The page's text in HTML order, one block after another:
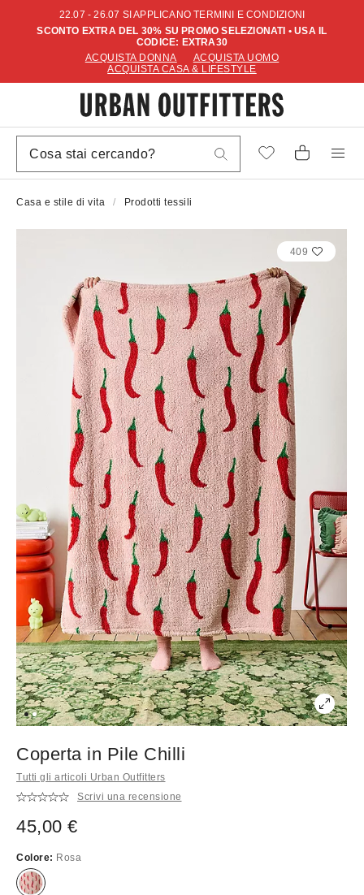
22.07 - 26.07 SI APPLICANO TERMINI E CONDIZIONI
SCONTO EXTRA DEL 30% SU PROMO SELEZIONATI • USA IL
CODICE: EXTRA30
ACQUISTA DONNA
ACQUISTA UOMO
ACQUISTA CASA & LIFESTYLE
Casa e stile di vita Prodotti tessili
409
Coperta in Pile Chilli
Tutti gli articoli Urban Outfitters
Scrivi una recensione
45,00 €
Colore: Rosa